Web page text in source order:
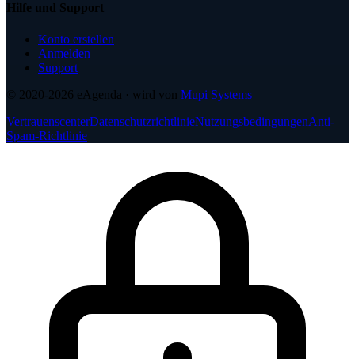
Hilfe und Support
Konto erstellen
Anmelden
Support
© 2020-2026 eAgenda · wird von Mupi Systems
VertrauenscenterDatenschutzrichtlinieNutzungsbedingungenAnti-
Spam-Richtlinie